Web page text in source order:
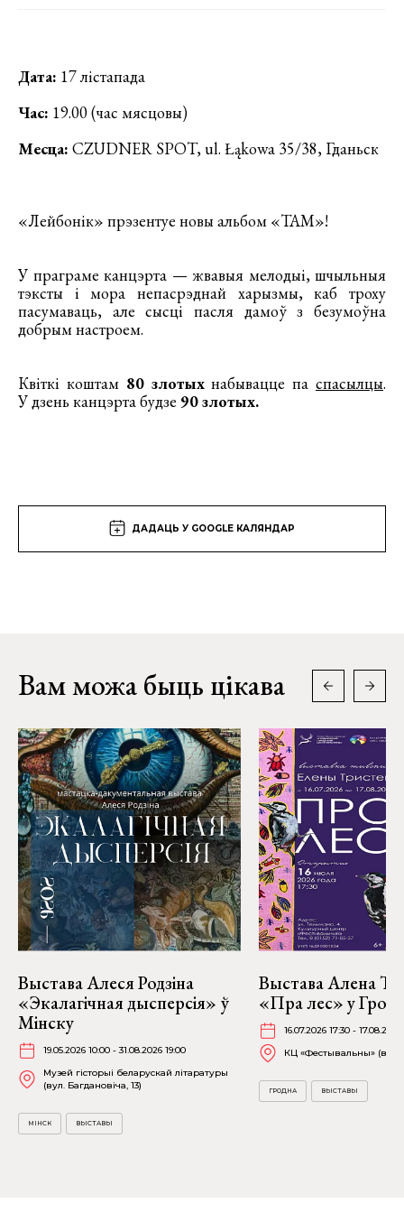
Дата: 17 лістапада
Час: 19.00 (час мясцовы)
Месца: CZUDNER SPOT, ul. Łąkowa 35/38, Гданьск
«Лейбонік» прэзентуе новы альбом «ТАМ»!
У праграме канцэрта — жвавыя мелодыі, шчыльныя
тэксты і мора непасрэднай харызмы, каб троху
пасумаваць, але сысці пасля дамоў з безумоўна
добрым настроем.
Квіткі коштам 80 злотыхнабывацце паспасылцы.
У дзень канцэрта будзе 90 злотых.
ДАДАЦЬ У GOOGLE КАЛЯНДАР
Вам можа быць цікава
Выстава Алеся Родзіна
«Экалагічная дысперсія» ў
Мінску
19.05.2026 10:00 - 31.08.2026 19:00
Музей гісторыі беларускай літаратуры
(вул. Багдановіча, 13)
МІНСК ВЫСТАВЫ
Выстава Алена
«Пра лес» у
16.07.2026 17:30 - 17.08.2026
КЦ «Фестывальны» (вул.
ГРОДНА ВЫСТАВЫ